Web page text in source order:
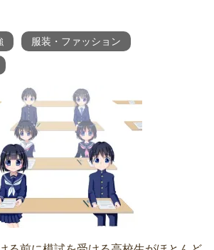
服装・ファッション